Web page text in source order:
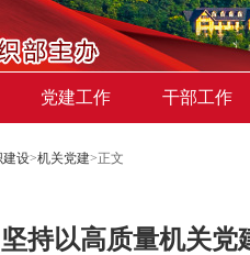
党建工作 干部工作
建设>机关党建>正文
持以高质量机关党